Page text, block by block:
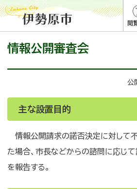
閲
情報公開審査会
公
主な設置目的
情報公開請求の諾否決定に対して
た場合、市長などからの諮問に応じ
を報告する。